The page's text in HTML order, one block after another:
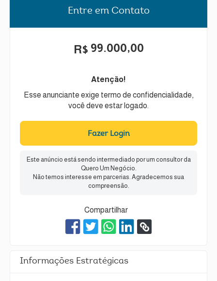
Entre em Contato
R$ 99.000,00
Atenção!
Esse anunciante exige termo de confidencialidade,
você deve estar logado.
Fazer Login
Este anúncio está sendo intermediado por um consultor da
Quero Um Negócio.
Não temos interesse em parcerias. Agradecemos sua
compreensão.
Compartilhar
Informações Estratégicas